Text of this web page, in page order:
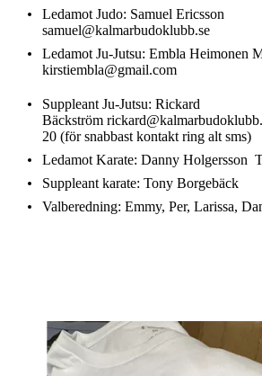
Ledamot Judo: Samuel Ericsson
samuel@kalmarbudoklubb.se
Ledamot Ju-Jutsu: Embla Heimonen
kirstiembla@gmail.com
Suppleant Ju-Jutsu: Rickard
Bäckström
20 (för snabbast kontakt ring alt sms)
Ledamot Karate: Danny Holgersson
Suppleant karate: Tony Borgebäck
Valberedning: Emmy, Per, Larissa,